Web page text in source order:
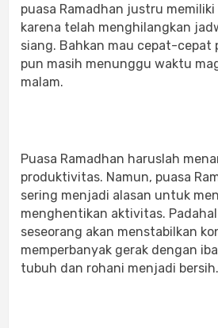
puasa Ramadhan justru
karena telah menghilangkan
siang. Bahkan mau cepat-cepat
pun masih menunggu waktu
malam.
Puasa Ramadhan haruslah
produktivitas. Namun, puasa
sering menjadi alasan untuk
menghentikan aktivitas.
seseorang akan menstabilkan
memperbanyak gerak dengan
tubuh dan rohani menjadi bersih.